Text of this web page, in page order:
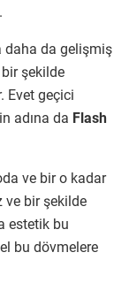
daha da gelişmiş
bir şekilde
Evet geçici
adına da Flash
ve bir o kadar
ve bir şekilde
estetik bu
bu dövmelere